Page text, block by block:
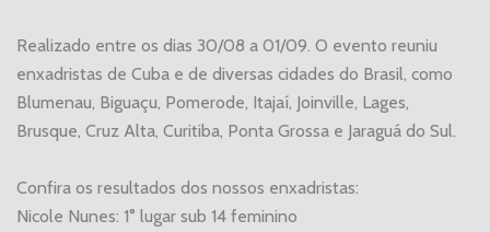
Realizado entre os dias 30/08 a 01/09. O evento reuniu
enxadristas de Cuba e de diversas cidades do Brasil, como
Blumenau, Biguaçu, Pomerode, Itajaí, Joinville, Lages,
Brusque, Cruz Alta, Curitiba, Ponta Grossa e Jaraguá do Sul.
Confira os resultados dos nossos enxadristas:
Nicole Nunes: 1° lugar sub 14 feminino